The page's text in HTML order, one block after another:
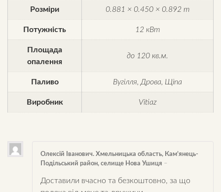
Розміри 0.881 × 0.450 × 0.892 m
Потужність 12 кВт
Площада
опалення
до 120 кв.м.
Паливо Вугілля, Дрова, Щіпа
Виробник Vitiaz
Олексій Іванович. Хмельницька область, Кам’янець-
Подільський район, селище Нова Ушиця –
Доставили вчасно та безкоштовно, за що